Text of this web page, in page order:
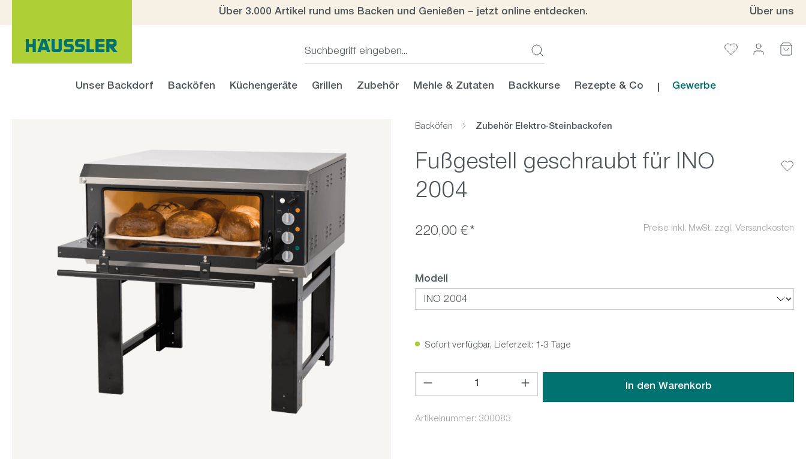
Über 3.000 Artikel rund ums Backen und Genießen – jetzt online entdecken. Über uns
Unser Backdorf Backöfen Küchengeräte Grillen Zubehör Mehle & Zutaten Backkurse Rezepte & Co Gewerbe
Backöfen Zubehör Elektro-Steinbackofen
Fußgestell geschraubt für INO
2004
220,00 €* Preise inkl. MwSt. zzgl. Versandkosten
Modell
Sofort verfügbar, Lieferzeit: 1-3 Tage
Produkt Anzahl: Gib den gewünschten Wert ein oder benutze die Schaltflächen um die
In den Warenkorb
Artikelnummer: 300083